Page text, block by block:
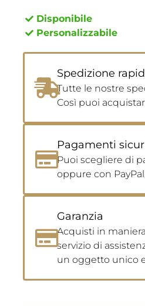
Disponibile
Personalizzabile
Spedizione
Tutte le nostre
Così puoi
Pagamenti
Puoi scegliere di
oppure con
Garanzia
Acquisti in
servizio di
un oggetto unico